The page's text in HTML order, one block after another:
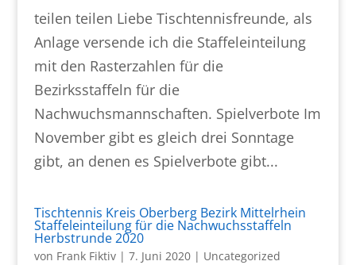
teilen teilen Liebe Tischtennisfreunde, als
Anlage versende ich die Staffeleinteilung
mit den Rasterzahlen für die
Bezirksstaffeln für die
Nachwuchsmannschaften. Spielverbote Im
November gibt es gleich drei Sonntage
gibt, an denen es Spielverbote gibt...
Tischtennis Kreis Oberberg Bezirk Mittelrhein
Staffeleinteilung für die Nachwuchsstaffeln
Herbstrunde 2020
von Frank Fiktiv| 7. Juni 2020| Uncategorized